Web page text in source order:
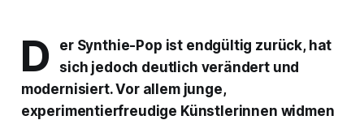
D
er Synthie-Pop ist endgültig zurück, hat
sich jedoch deutlich verändert und
modernisiert. Vor allem junge,
experimentierfreudige Künstlerinnen widmen